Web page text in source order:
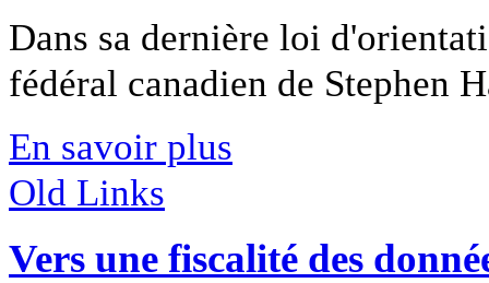
Dans sa dernière loi
fédéral canadien de Stephen
En savoir plus
Old Links
Vers une fiscalité des